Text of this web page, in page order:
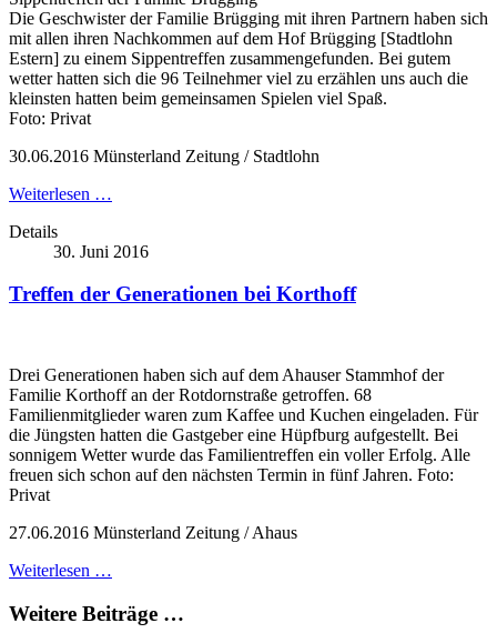
Die Geschwister der Familie Brügging mit ihren Partnern haben sich
mit allen ihren Nachkommen auf dem Hof Brügging [Stadtlohn
Estern] zu einem Sippentreffen zusammengefunden. Bei gutem
wetter hatten sich die 96 Teilnehmer viel zu erzählen uns auch die
kleinsten hatten beim gemeinsamen Spielen viel Spaß.
Foto: Privat
30.06.2016 Münsterland Zeitung / Stadtlohn
Weiterlesen …
Details
30. Juni 2016
Treffen der Generationen bei Korthoff
Drei Generationen haben sich auf dem Ahauser Stammhof der
Familie Korthoff an der Rotdornstraße getroffen. 68
Familienmitglieder waren zum Kaffee und Kuchen eingeladen. Für
die Jüngsten hatten die Gastgeber eine Hüpfburg aufgestellt. Bei
sonnigem Wetter wurde das Familientreffen ein voller Erfolg. Alle
freuen sich schon auf den nächsten Termin in fünf Jahren. Foto:
Privat
27.06.2016 Münsterland Zeitung / Ahaus
Weiterlesen …
Weitere Beiträge …